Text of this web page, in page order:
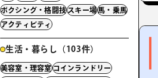
ボクシング・格闘技スキー場馬・乗馬
アクティビティ
生活・暮らし（103件）
美容室・理容室コインランドリー